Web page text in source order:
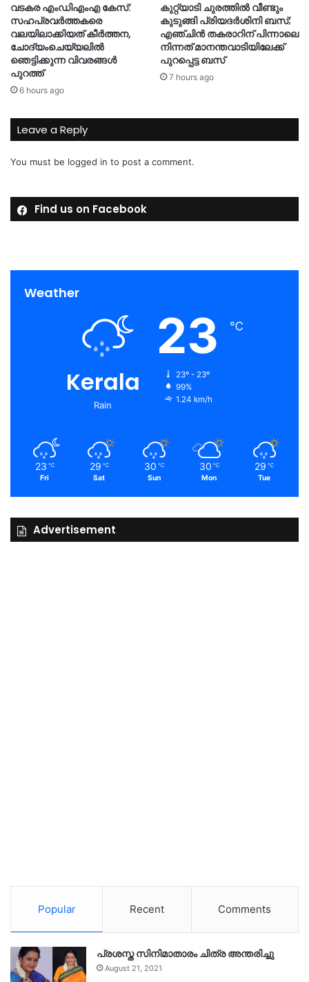
വടകര എംഡിഎംഎ കേസ്:
സഹപ്രവർത്തകരെ
വലയിലാക്കിയത് കീർത്തന,
ചോദ്യംചെയ്യലിൽ
ഞെട്ടിക്കുന്ന വിവരങ്ങൾ
പുറത്ത്
6 hours ago
കുറ്റ്യാടി ചുരത്തിൽ വീണ്ടും
കുടുങ്ങി പ്രിയദർശിനി ബസ്;
എഞ്ചിൻ തകരാറിന് പിന്നാലെ
നിന്നത് മാനന്തവാടിയിലേക്ക്
പുറപ്പെട്ട ബസ്
7 hours ago
Leave a Reply
You must be logged in to post a comment.
Find us on Facebook
Weather
Kerala
Rain
23 ℃
23º - 23º
99%
1.24 km/h
23 ℃
Fri
29 ℃
Sat
30 ℃
Sun
30 ℃
Mon
29 ℃
Tue
Advertisement
Popular Recent Comments
പ്രശസ്ത സിനിമാതാരം ചിത്ര അന്തരിച്ചു
August 21, 2021